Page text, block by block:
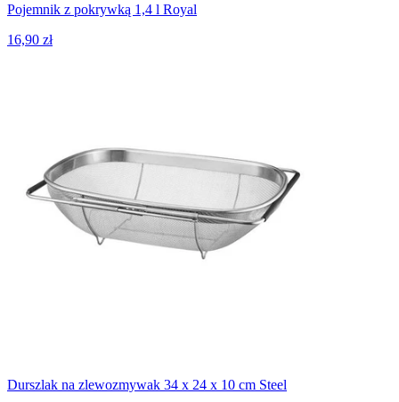
Pojemnik z pokrywką 1,4 l Royal
16,90 zł
Durszlak na zlewozmywak 34 x 24 x 10 cm Steel